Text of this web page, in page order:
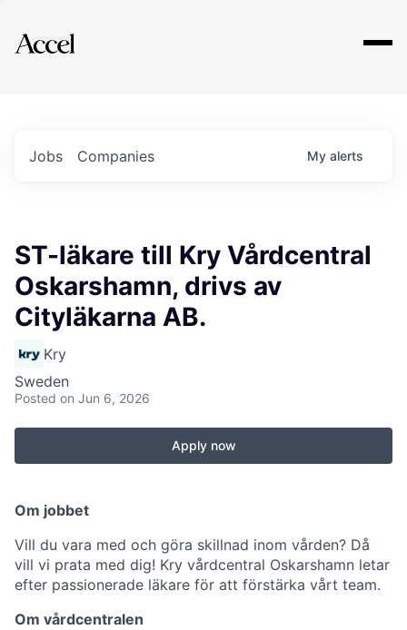
Explore
Jobs Companies My alerts
ST-läkare till Kry Vårdcentral
Oskarshamn, drivs av
Cityläkarna AB.
Kry
Sweden
Posted on Jun 6, 2026
Apply now
Om jobbet
Vill du vara med och göra skillnad inom vården? Då
vill vi prata med dig! Kry vårdcentral Oskarshamn letar
efter passionerade läkare för att förstärka vårt team.
Om vårdcentralen